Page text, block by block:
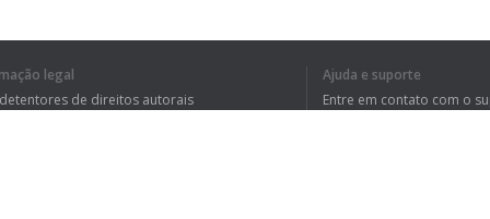
EU ENTENDI O
legal
detentores de direitos autorais
Ajuda e suporte
Entre em contato com o